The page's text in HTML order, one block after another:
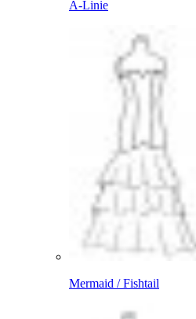
A-Linie
Mermaid / Fishtail